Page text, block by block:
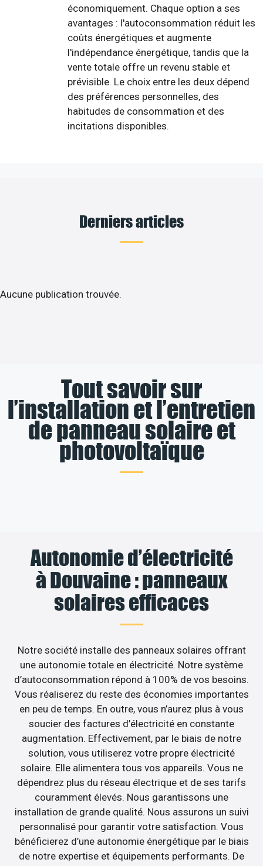
économiquement. Chaque option a ses
avantages : l'autoconsommation réduit les
coûts énergétiques et augmente
l'indépendance énergétique, tandis que la
vente totale offre un revenu stable et
prévisible. Le choix entre les deux dépend
des préférences personnelles, des
habitudes de consommation et des
incitations disponibles.
Derniers articles
Aucune publication trouvée.
Tout savoir sur
l’installation et l’entretien
de panneau solaire et
photovoltaïque
Autonomie d’électricité
à Douvaine : panneaux
solaires efficaces
Notre société installe des panneaux solaires offrant
une autonomie totale en électricité. Notre système
d’autoconsommation répond à 100% de vos besoins.
Vous réaliserez du reste des économies importantes
en peu de temps. En outre, vous n’aurez plus à vous
soucier des factures d’électricité en constante
augmentation. Effectivement, par le biais de notre
solution, vous utiliserez votre propre électricité
solaire. Elle alimentera tous vos appareils. Vous ne
dépendrez plus du réseau électrique et de ses tarifs
couramment élevés. Nous garantissons une
installation de grande qualité. Nous assurons un suivi
personnalisé pour garantir votre satisfaction. Vous
bénéficierez d’une autonomie énergétique par le biais
de notre expertise et équipements performants. De